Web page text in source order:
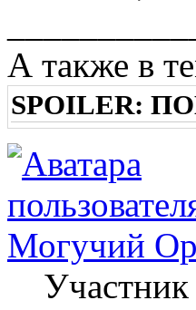
А также в
SPOILER:
Могучий